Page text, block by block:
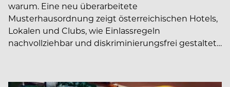
warum. Eine neu überarbeitete
Musterhausordnung zeigt österreichischen Hotels,
Lokalen und Clubs, wie Einlassregeln
nachvollziehbar und diskriminierungsfrei gestaltet…